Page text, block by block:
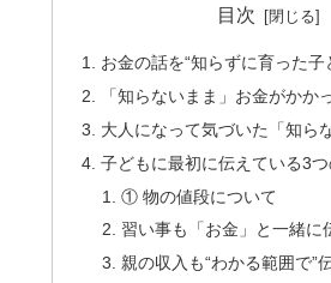
目次
お金の話を“知らずに育った子
「知らないまま」お金がかか
大人になって気づいた「知ら
子どもに最初に伝えている3つ
① 物の値段について
習い事も「お金」と一緒に
親の収入も“わかる範囲で”